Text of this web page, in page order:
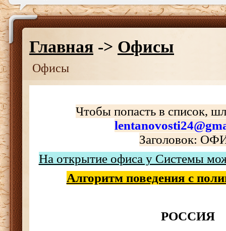
Главная -> Офисы
Офисы
Чтобы попасть в список,
Заголовок:
На открытие офиса у Системы
Алгоритм поведения с
РОССИЯ